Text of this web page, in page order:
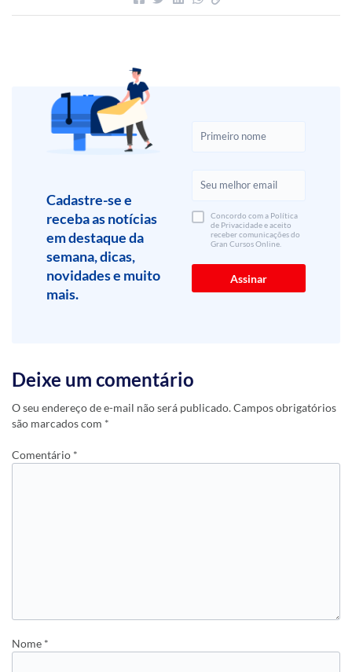
Cadastre-se e
receba as notícias
em destaque da
semana, dicas,
novidades e muito
mais.
Concordo com a Política
de Privacidade e aceito
receber comunicações do
Gran Cursos Online.
Deixe um comentário
O seu endereço de e-mail não será publicado.Campos obrigatórios
são marcados com *
Comentário *
Nome *